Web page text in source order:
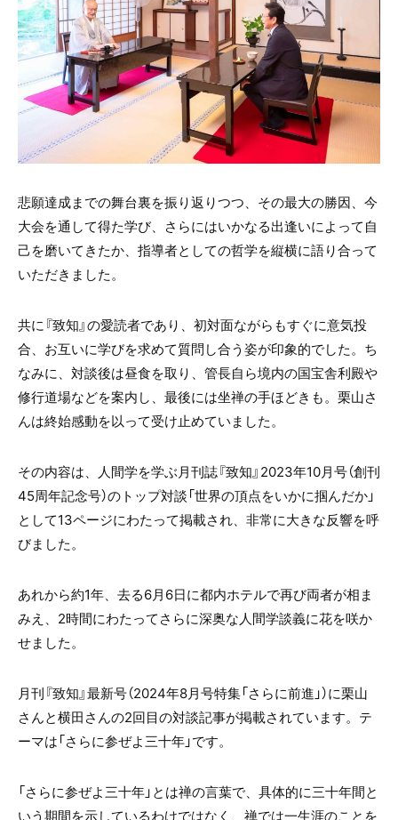
悲願達成までの舞台裏を振り返りつつ、その最大の勝因、今
大会を通して得た学び、さらにはいかなる出逢いによって自
己を磨いてきたか、指導者としての哲学を縦横に語り合って
いただきました。
共に『致知』の愛読者であり、初対面ながらもすぐに意気投
合、お互いに学びを求めて質問し合う姿が印象的でした。ち
なみに、対談後は昼食を取り、管長自ら境内の国宝舎利殿や
修行道場などを案内し、最後には坐禅の手ほどきも。栗山さ
んは終始感動を以って受け止めていました。
その内容は、人間学を学ぶ月刊誌『致知』2023年10月号（創刊
45周年記念号）のトップ対談「世界の頂点をいかに掴んだか」
として13ページにわたって掲載され、非常に大きな反響を呼
びました。
あれから約1年、去る6月6日に都内ホテルで再び両者が相ま
みえ、2時間にわたってさらに深奥な人間学談義に花を咲か
せました。
月刊『致知』最新号（2024年8月号特集「さらに前進」）に栗山
さんと横田さんの2回目の対談記事が掲載されています。テ
ーマは「さらに参ぜよ三十年」です。
「さらに参ぜよ三十年」とは禅の言葉で、具体的に三十年間と
いう期間を示しているわけではなく、禅では一生涯のことを